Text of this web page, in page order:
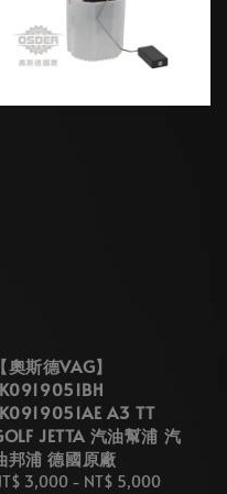
【奧斯德VAG】
A3 TT
JETTA 汽油幫浦 汽
邦浦 德國原廠
3,000 - NT$ 5,000